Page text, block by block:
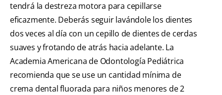
tendrá la destreza motora para cepillarse
eficazmente. Deberás seguir lavándole los dientes
dos veces al día con un cepillo de dientes de cerdas
suaves y frotando de atrás hacia adelante. La
Academia Americana de Odontología Pediátrica
recomienda que se use un cantidad mínima de
crema dental fluorada para niños menores de 2